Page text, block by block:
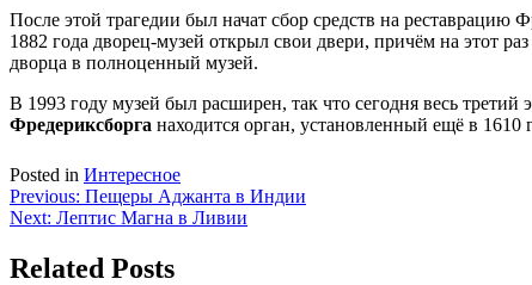
После этой трагедии был начат сбор средств на реставрацию
1882 года дворец-музей открыл свои двери, причём на этот
дворца в полноценный музей.
В 1993 году музей был расширен, так что сегодня весь
Фредериксборга находится орган, установленный ещё в
Posted in Интересное
Навигация
по
записям
Previous: Пещеры Аджанта в Индии
Next: Лептис Магна в Ливии
Related Posts